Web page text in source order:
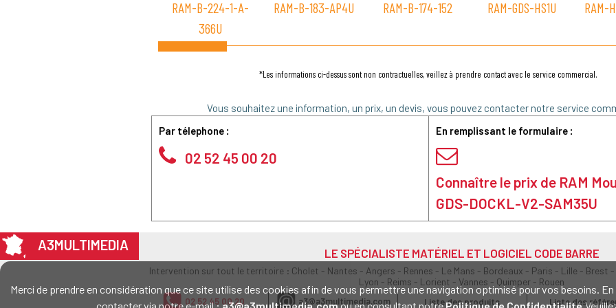
Merci de prendre en considération que ce site utilise des cookies afin de vous permettre une navigation optimisé pour vos besoins.
RAM-B-224-1-A-
366U
RAM-B-183-AP4U
RAM-B-174-152
RAM-GDS-HS1U
RAM-
*Les informations ci-dessus sont non contractuelles, veillez à prendre contact avec le service commercial.
Vous souhaitez une information, un prix, un devis, vous pouvez contacter notre service
Par télephone :
02 52 45 00 20
En remplissant le formulaire :
Connaître le prix de RAM
GDS-DOCKL-V2-SAM35U
A3MULTIMEDIA LE SPÉCIALISTE MATÉRIEL ET LOGICIEL CODE BARRE
Intervention sur tout le territoire : Cholet - Nantes - Angers - Rennes - Le Mans - Bordeaux - Paris - Lille - Brest
Lyon - Reims - Lorient - Vannes - Quimper - Rouen
02 52 45 00 20 a3@a3multimedia.com Liste des produits Liste des